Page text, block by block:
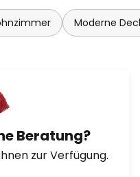
Moderne
Beratung?
zur Verfügung.